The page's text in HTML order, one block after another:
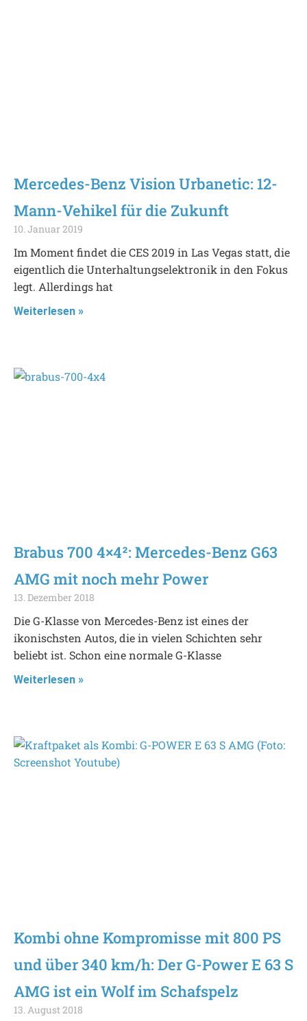
Mercedes-Benz Vision Urbanetic: 12-
Mann-Vehikel für die Zukunft
10. Januar 2019
Im Moment findet die CES 2019 in Las Vegas statt, die
eigentlich die Unterhaltungselektronik in den Fokus
legt. Allerdings hat
Weiterlesen »
Brabus 700 4×4²: Mercedes-Benz G63
AMG mit noch mehr Power
13. Dezember 2018
Die G-Klasse von Mercedes-Benz ist eines der
ikonischsten Autos, die in vielen Schichten sehr
beliebt ist. Schon eine normale G-Klasse
Weiterlesen »
Kombi ohne Kompromisse mit 800 PS
und über 340 km/h: Der G-Power E 63 S
AMG ist ein Wolf im Schafspelz
13. August 2018